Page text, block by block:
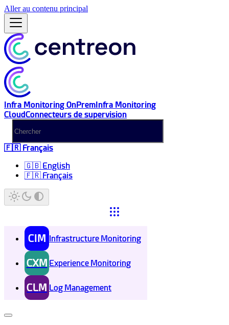
Aller au contenu principal
Infra Monitoring OnPremInfra Monitoring
CloudConnecteurs de supervision
🇫🇷 Français
🇬🇧 English
🇫🇷 Français
CIM Infrastructure Monitoring
CXM Experience Monitoring
CLM Log Management